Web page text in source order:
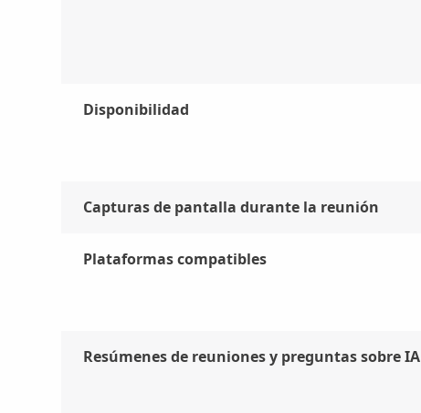
Disponibilidad
Capturas de pantalla durante la reunión
Plataformas compatibles
Resúmenes de reuniones y preguntas sobre IA